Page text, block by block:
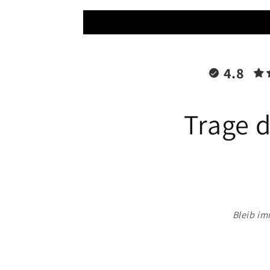
4.8
Trage
Bleib